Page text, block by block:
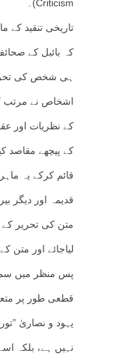
Criticism)۔
تاریخی تنقید
کہ بائبل کے
ہی شخص کی
اشخاص نے
کے نظریات اور
کے پیچھے مقاصد
قائم کرکے یہ
قدیمہ اور دیگر
متن کی تحریر
لیاجائے اور
پس منظر میں
قطعی طور پر
یہود و نصاریٰ
نہیں ہے، بلکہ